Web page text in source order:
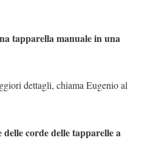
tapparella manuale in una
dettagli, chiama Eugenio al
corde delle tapparelle a